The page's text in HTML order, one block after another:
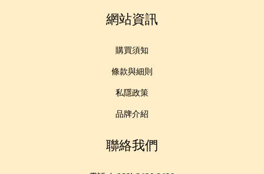
網站資訊
購買須知
條款與細則
私隱政策
品牌介紹
聯絡我們